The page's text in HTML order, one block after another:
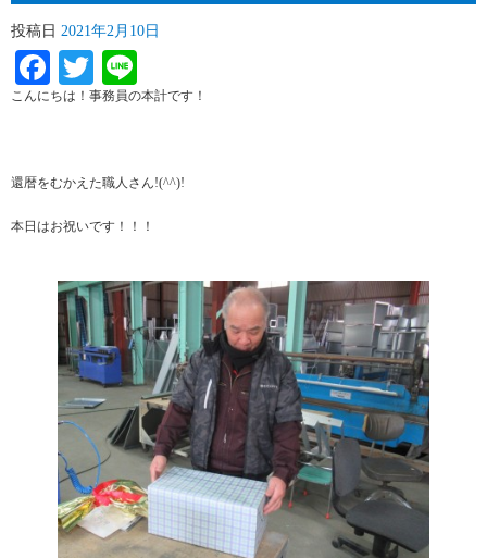
投稿日 2021年2月10日
Facebook
Twitter
こんにちは！事務員の本計です！
還暦をむかえた職人さん!(^^)!
本日はお祝いです！！！